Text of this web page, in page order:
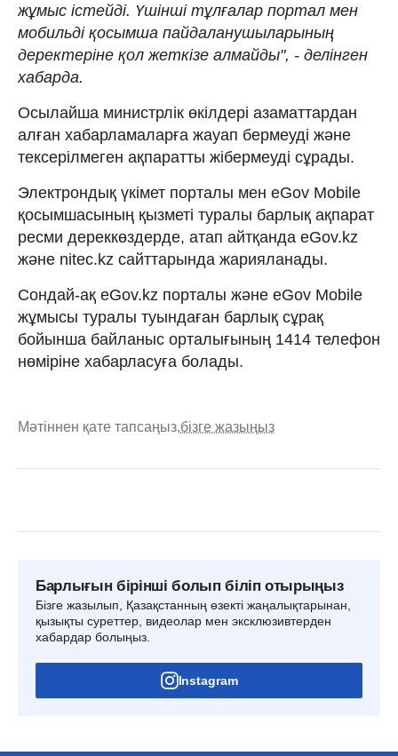
жұмыс істейді. Үшінші тұлғалар портал мен
мобильді қосымша пайдаланушыларының
деректеріне қол жеткізе алмайды", - делінген
хабарда.
Осылайша министрлік өкілдері азаматтардан
алған хабарламаларға жауап бермеуді және
тексерілмеген ақпаратты жібермеуді сұрады.
Электрондық үкімет порталы мен eGov Mobile
қосымшасының қызметі туралы барлық ақпарат
ресми дереккөздерде, атап айтқанда eGov.kz
және nitec.kz сайттарында жарияланады.
Сондай-ақ eGov.kz порталы және eGov Mobile
жұмысы туралы туындаған барлық сұрақ
бойынша байланыс орталығының 1414 телефон
нөміріне хабарласуға болады.
Мәтіннен қате тапсаңыз,бізге жазыңыз
Барлығын бірінші болып біліп отырыңыз
Бізге жазылып, Қазақстанның өзекті жаңалықтарынан,
қызықты суреттер, видеолар мен эксклюзивтерден
хабардар болыңыз.
Instagram